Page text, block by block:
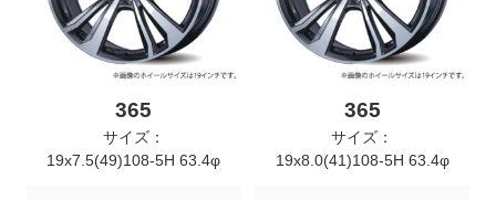
365
サイズ：
19x7.5(49)108-5H 63.4φ
365
サイズ：
19x8.0(41)108-5H 63.4φ